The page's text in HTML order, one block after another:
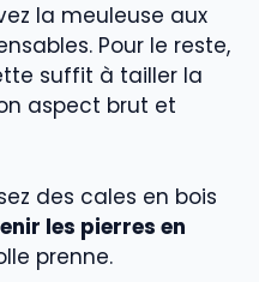
la meuleuse aux
Pour le reste,
suffit à tailler la
aspect brut et
des cales en bois
les pierres en
prenne.